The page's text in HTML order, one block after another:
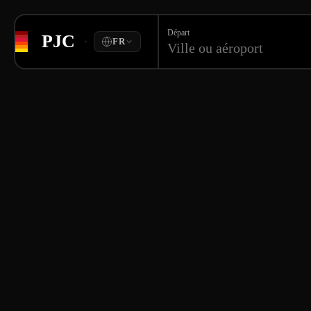
PJC · FR
Départ
Ville ou aéroport